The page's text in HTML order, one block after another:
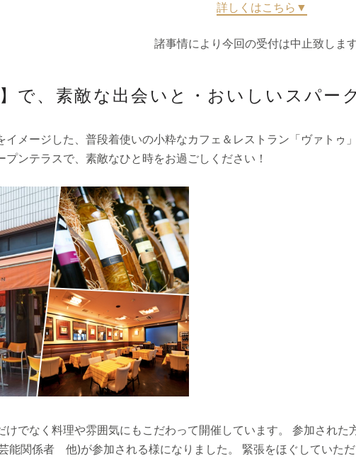
詳しくはこちら▼
諸事情により今回の受付は中止致します
で、素敵な出会いと・おいしいスパー
メージした、普段着使いの小粋なカフェ＆レストラン「ヴァトゥ」
ンテラスで、素敵なひと時をお過ごしください！
けでなく料理や雰囲気にもこだわって開催しています。 参加され
能関係者 他)が参加される様になりました。 緊張をほぐしていた